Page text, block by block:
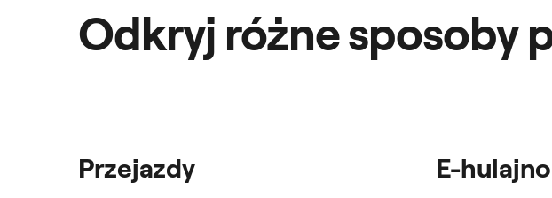
Odkryj różne sposoby
Przejazdy E-